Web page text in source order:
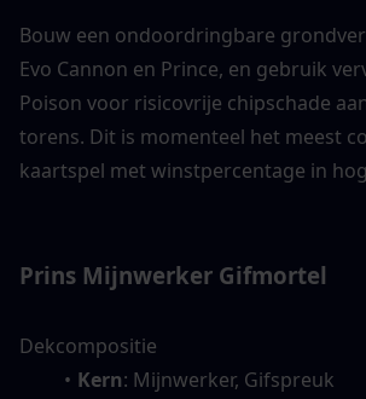
Bouw een ondoordringbare
Evo Cannon en Prince, en gebruik
Poison voor risicovrije chipschade
torens. Dit is momenteel het meest
kaartspel met winstpercentage in
Prins Mijnwerker Gifmortel
Dekcompositie
Kern: Mijnwerker, Gifspreuk